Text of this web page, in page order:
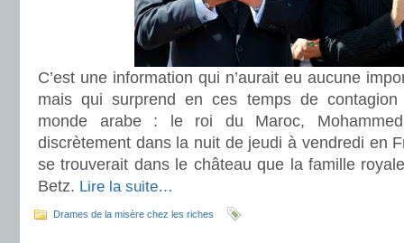
C’est une information qui n’aurait eu aucune
mais qui surprend en ces temps de contagion
monde arabe : le roi du Maroc,
discrètement dans la nuit de jeudi à vendredi en
se trouverait dans le château que la famille
Betz. Lire la suite…
Drames de la misère chez les riches